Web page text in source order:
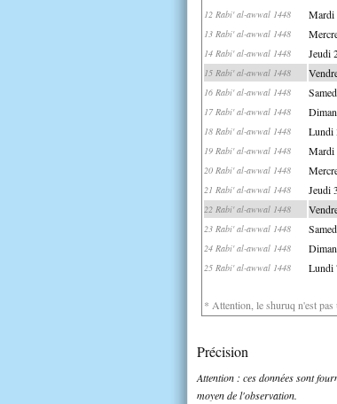
12 Rabi' al-awwal 1448 Mardi
13 Rabi' al-awwal 1448
14 Rabi' al-awwal 1448 Jeudi
15 Rabi' al-awwal 1448
16 Rabi' al-awwal 1448
17 Rabi' al-awwal 1448
18 Rabi' al-awwal 1448 Lundi
19 Rabi' al-awwal 1448 Mardi
20 Rabi' al-awwal 1448
21 Rabi' al-awwal 1448 Jeudi
22 Rabi' al-awwal 1448
23 Rabi' al-awwal 1448
24 Rabi' al-awwal 1448
25 Rabi' al-awwal 1448 Lundi
* Attention, le shuruq n'est pas
Précision
Attention : ces données sont
moyen de l'observation.